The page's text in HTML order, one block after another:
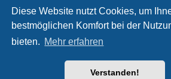
Diese Website nutzt Cookies, um
bestmöglichen Komfort bei der
bieten. Mehr erfahren
Verstanden!
Informationen über den Umgang mit Ihren
in der Datenschutzerklärung enthalten.
Powered byphpBB® Forum Software ©